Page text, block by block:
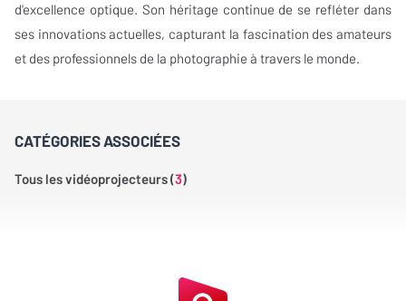
d'excellence optique. Son héritage continue de se refléter dans
ses innovations actuelles, capturant la fascination des amateurs
et des professionnels de la photographie à travers le monde.
CATÉGORIES ASSOCIÉES
Tous les vidéoprojecteurs (3)